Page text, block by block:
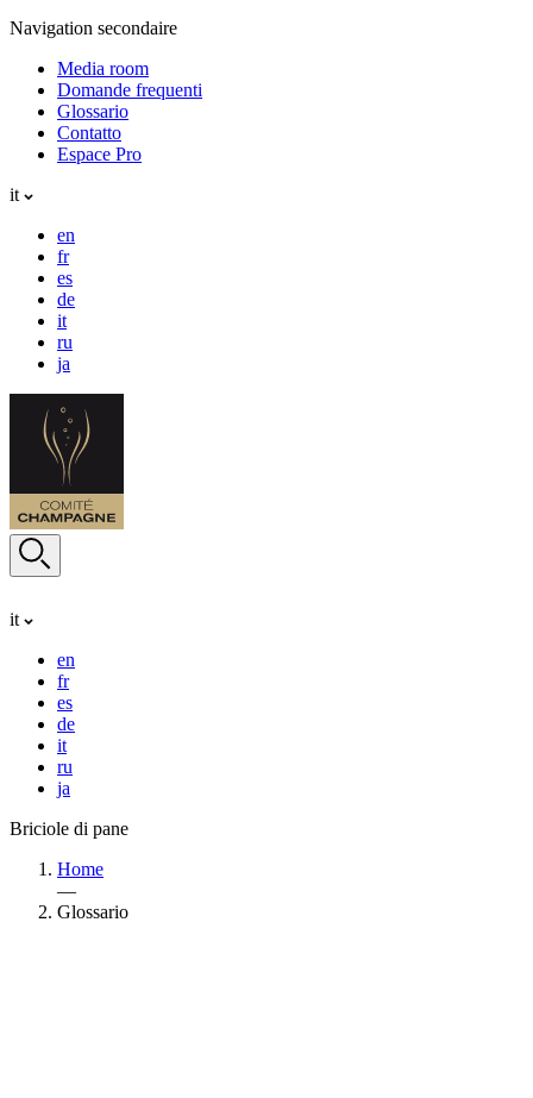
Navigation secondaire
Media room
Domande frequenti
Glossario
Contatto
Espace Pro
it
en
fr
es
de
it
ru
ja
it
en
fr
es
de
it
ru
ja
Briciole di pane
Home
—
Glossario